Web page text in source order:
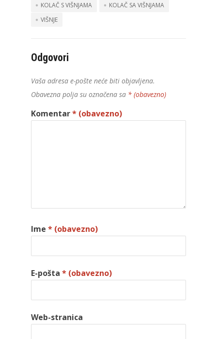
KOLAČ S VIŠNJAMA
KOLAČ SA VIŠNJAMA
VIŠNJE
Odgovori
Vaša adresa e-pošte neće biti objavljena.
Obavezna polja su označena sa * (obavezno)
Komentar* (obavezno)
Ime * (obavezno)
E-pošta * (obavezno)
Web-stranica